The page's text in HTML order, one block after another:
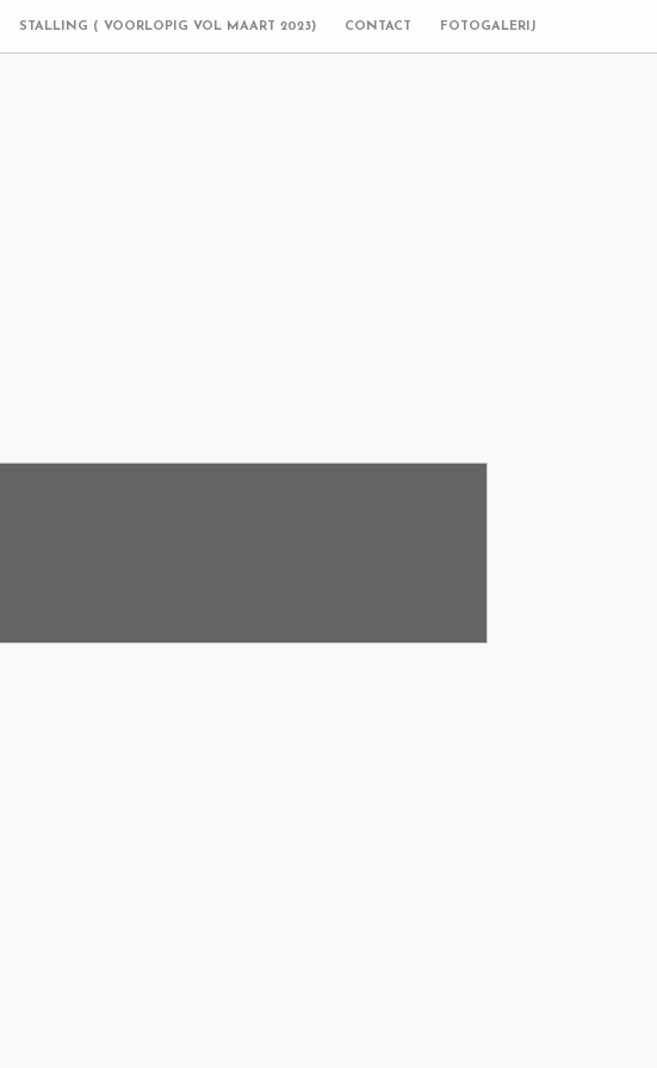
STALLING ( VOORLOPIG VOL MAART 2023) CONTACT FOTOGALERIJ